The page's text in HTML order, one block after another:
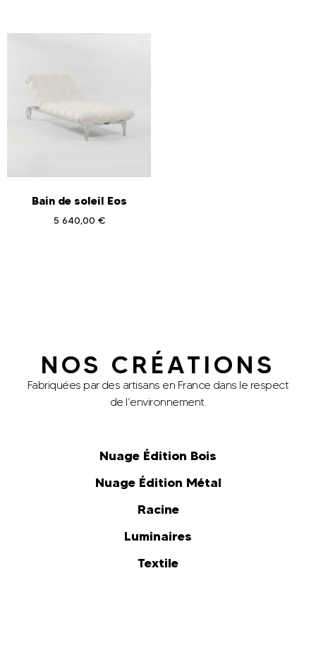
Bain de soleil Eos
5 640,00 €
NOS CRÉATIONS
Fabriquées par des artisans en France dans le respect
de l’environnement.
Nuage Édition Bois
Nuage Édition Métal
Racine
Luminaires
Textile